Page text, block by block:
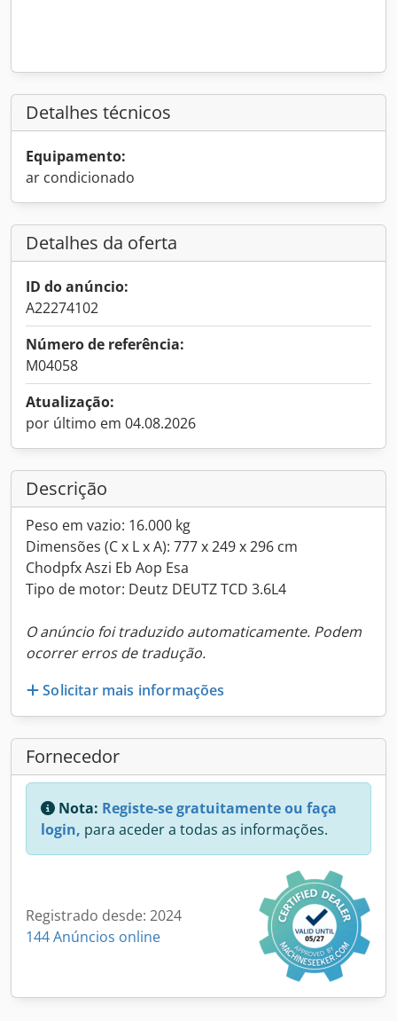
Detalhes técnicos
Equipamento:
ar condicionado
Detalhes da oferta
ID do anúncio:
A22274102
Número de referência:
M04058
Atualização:
por último em 04.08.2026
Descrição
Peso em vazio: 16.000 kg
Dimensões (C x L x A): 777 x 249 x 296 cm
Chodpfx Aszi Eb Aop Esa
Tipo de motor: Deutz DEUTZ TCD 3.6L4
O anúncio foi traduzido automaticamente. Podem
ocorrer erros de tradução.
Solicitar mais informações
Fornecedor
Nota: Registe-se gratuitamente ou faça
login, para aceder a todas as informações.
Registrado desde: 2024
144 Anúncios online